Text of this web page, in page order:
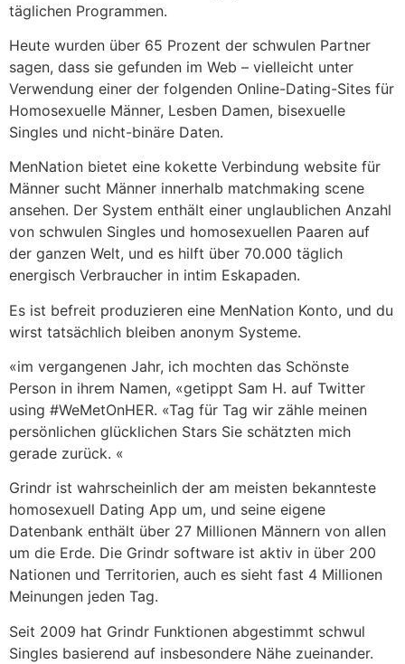
täglichen Programmen.
Heute wurden über 65 Prozent der schwulen Partner
sagen, dass sie gefunden im Web – vielleicht unter
Verwendung einer der folgenden Online-Dating-Sites für
Homosexuelle Männer, Lesben Damen, bisexuelle
Singles und nicht-binäre Daten.
MenNation bietet eine kokette Verbindung website für
Männer sucht Männer innerhalb matchmaking scene
ansehen. Der System enthält einer unglaublichen Anzahl
von schwulen Singles und homosexuellen Paaren auf
der ganzen Welt, und es hilft über 70.000 täglich
energisch Verbraucher in intim Eskapaden.
Es ist befreit produzieren eine MenNation Konto, und du
wirst tatsächlich bleiben anonym Systeme.
«im vergangenen Jahr, ich mochten das Schönste
Person in ihrem Namen, «getippt Sam H. auf Twitter
using #WeMetOnHER. «Tag für Tag wir zähle meinen
persönlichen glücklichen Stars Sie schätzten mich
gerade zurück. «
Grindr ist wahrscheinlich der am meisten bekannteste
homosexuell Dating App um, und seine eigene
Datenbank enthält über 27 Millionen Männern von allen
um die Erde. Die Grindr software ist aktiv in über 200
Nationen und Territorien, auch es sieht fast 4 Millionen
Meinungen jeden Tag.
Seit 2009 hat Grindr Funktionen abgestimmt schwul
Singles basierend auf insbesondere Nähe zueinander.